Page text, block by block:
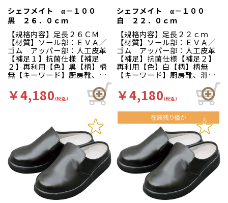
クッション性の良いインソー
ルが長時間の立ち作業をサポ
ートします。足幅ゆったり３
Ｅサイズ…つま先部分までゆ
ったりとした３Ｅ設計。
クッション性の良いインソー
ルが長時間の立ち作業をサポ
ートします。足幅ゆったり３
Ｅサイズ…つま先部分までゆ
ったりとした３Ｅ設計。
シェフメイト α－１００
黒 ２６．０ｃｍ
【規格内容】足長２６ＣＭ
【材質】ソール部：ＥＶＡ／
ゴム アッパー部：人工皮革
【補足１】抗菌仕様【補足
２】再利用【色】黒【柄】柄
無【キーワード】厨房靴、滑
りにくい、工場 靴底は軽く
て滑りにくいハイグリップ仕
様。長時間の作業による疲労
を軽減、快適な着用感のため
す。インソールの表面には抗
菌加工を施しており、清潔で
す。食品加工厨房用スニーカ
ー「シェフメイト」は清潔・
耐滑・快適を基本コンセプト
に開発されました。滑りにく
い…滑りにくい防滑グリット
ソールには他方向に効くウィ
ンドミルパターンを採用。滑
りやすい床や雨の日等にも優
￥4,180(税込)
シェフメイト α－１００
白 ２２．０ｃｍ
【規格内容】足長２２ｃｍ
【材質】ソール部：ＥＶＡ／
ゴム アッパー部：人工皮革
【補足】抗菌仕様【補足２】
再利用【色】白【柄】柄無
【キーワード】厨房靴、滑り
にくい、工場 靴底は軽くて
滑りにくいハイグリップ仕
様。長時間の作業による疲労
を軽減、快適な着用感のため
に様々な工夫がされていま
す。インソールの表面には抗
菌加工を施しており、清潔で
す。食品加工厨房用スニーカ
ー「シェフメイト」は清潔・
耐滑・快適を基本コンセプト
に開発されました。滑りにく
い…滑りにくい防滑グリット
ソールには他方向に効くウィ
ンドミルパターンを採用。滑
りやすい床や雨の日等にも優
￥4,180(税込)